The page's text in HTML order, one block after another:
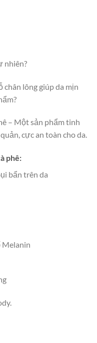
nhiên?
chân lông giúp da mịn
– Một sản phẩm tinh
cực an toàn cho da.
phê:
bẩn trên da
Melanin